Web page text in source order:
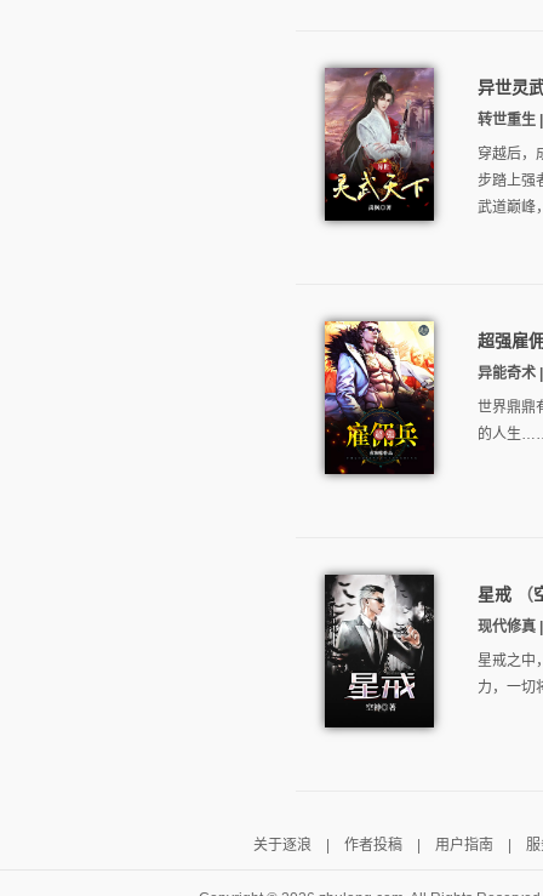
异世灵
转世重生
穿越后，
步踏上强
武道巅峰
超强雇
异能奇术
世界鼎鼎
的人生
星戒 （
现代修真
星戒之中
力，一切
关于逐浪 作者投稿| 用户指南 服